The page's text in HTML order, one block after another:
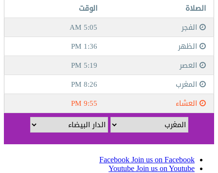
Facebook Join us on Facebook
Youtube Join us on Youtube